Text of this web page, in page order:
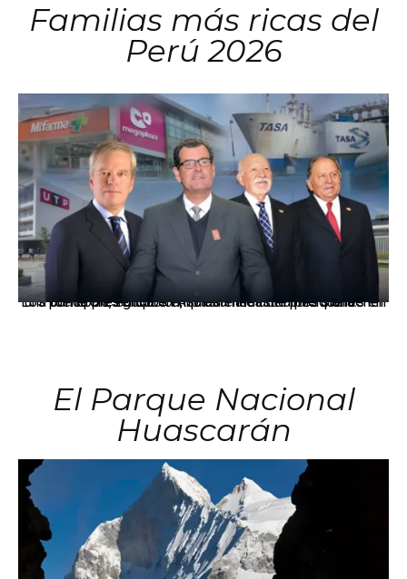
Familias más ricas del
Perú 2026
Los principales grupos empresariales del país mantienen una fuerte presencia en Áncash mediante inversiones en comercio, educación, salud e industria pesquera.
El Parque Nacional
Huascarán